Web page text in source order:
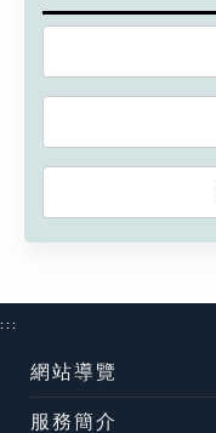
:::
網站導覽
服務簡介